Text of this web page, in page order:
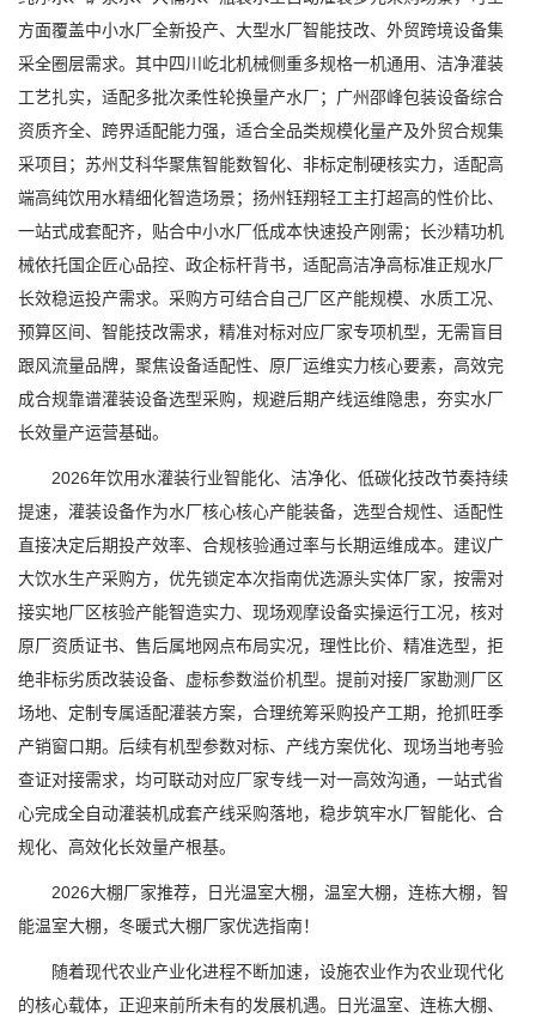
方面覆盖中小水厂全新投产、大型水厂智能技改、外贸跨境设备集
采全圈层需求。其中四川屹北机械侧重多规格一机通用、洁净灌装
工艺扎实，适配多批次柔性轮换量产水厂；广州邵峰包装设备综合
资质齐全、跨界适配能力强，适合全品类规模化量产及外贸合规集
采项目；苏州艾科华聚焦智能数智化、非标定制硬核实力，适配高
端高纯饮用水精细化智造场景；扬州钰翔轻工主打超高的性价比、
一站式成套配齐，贴合中小水厂低成本快速投产刚需；长沙精功机
械依托国企匠心品控、政企标杆背书，适配高洁净高标准正规水厂
长效稳运投产需求。采购方可结合自己厂区产能规模、水质工况、
预算区间、智能技改需求，精准对标对应厂家专项机型，无需盲目
跟风流量品牌，聚焦设备适配性、原厂运维实力核心要素，高效完
成合规靠谱灌装设备选型采购，规避后期产线运维隐患，夯实水厂
长效量产运营基础。
2026年饮用水灌装行业智能化、洁净化、低碳化技改节奏持续
提速，灌装设备作为水厂核心核心产能装备，选型合规性、适配性
直接决定后期投产效率、合规核验通过率与长期运维成本。建议广
大饮水生产采购方，优先锁定本次指南优选源头实体厂家，按需对
接实地厂区核验产能智造实力、现场观摩设备实操运行工况，核对
原厂资质证书、售后属地网点布局实况，理性比价、精准选型，拒
绝非标劣质改装设备、虚标参数溢价机型。提前对接厂家勘测厂区
场地、定制专属适配灌装方案，合理统筹采购投产工期，抢抓旺季
产销窗口期。后续有机型参数对标、产线方案优化、现场当地考验
查证对接需求，均可联动对应厂家专线一对一高效沟通，一站式省
心完成全自动灌装机成套产线采购落地，稳步筑牢水厂智能化、合
规化、高效化长效量产根基。
2026大棚厂家推荐，日光温室大棚，温室大棚，连栋大棚，智
能温室大棚，冬暖式大棚厂家优选指南！
随着现代农业产业化进程不断加速，设施农业作为农业现代化
的核心载体，正迎来前所未有的发展机遇。日光温室、连栋大棚、